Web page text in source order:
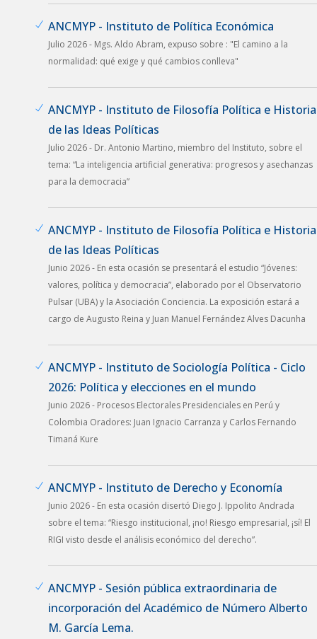
ANCMYP - Instituto de Política Económica
Julio 2026 - Mgs. Aldo Abram, expuso sobre : "El camino a la
normalidad: qué exige y qué cambios conlleva"
ANCMYP - Instituto de Filosofía Política e Historia
de las Ideas Políticas
Julio 2026 - Dr. Antonio Martino, miembro del Instituto, sobre el
tema: “La inteligencia artificial generativa: progresos y asechanzas
para la democracia”
ANCMYP - Instituto de Filosofía Política e Historia
de las Ideas Políticas
Junio 2026 - En esta ocasión se presentará el estudio “Jóvenes:
valores, política y democracia”, elaborado por el Observatorio
Pulsar (UBA) y la Asociación Conciencia. La exposición estará a
cargo de Augusto Reina y Juan Manuel Fernández Alves Dacunha
ANCMYP - Instituto de Sociología Política - Ciclo
2026: Política y elecciones en el mundo
Junio 2026 - Procesos Electorales Presidenciales en Perú y
Colombia Oradores: Juan Ignacio Carranza y Carlos Fernando
Timaná Kure
ANCMYP - Instituto de Derecho y Economía
Junio 2026 - En esta ocasión disertó Diego J. Ippolito Andrada
sobre el tema: “Riesgo institucional, ¡no! Riesgo empresarial, ¡sí! El
RIGI visto desde el análisis económico del derecho”.
ANCMYP - Sesión pública extraordinaria de
incorporación del Académico de Número Alberto
M. García Lema.